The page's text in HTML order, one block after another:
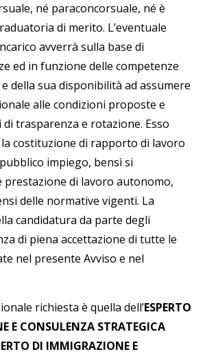
né paraconcorsuale, né è
di merito. L’eventuale
avverrà sulla base di
ed in funzione delle competenze
della sua disponibilità ad assumere
alle condizioni proposte e
trasparenza e rotazione. Esso
costituzione di rapporto di lavoro
impiego, bensì si
prestazione di lavoro autonomo,
delle normative vigenti. La
candidatura da parte degli
di piena accettazione di tutte le
nel presente Avviso e nel
richiesta è quella dell’ESPERTO
E CONSULENZA STRATEGICA
DI IMMIGRAZIONE E